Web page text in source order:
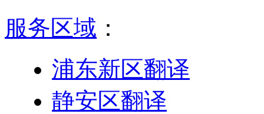
服务区域 ：
浦东新区翻译
静安区翻译